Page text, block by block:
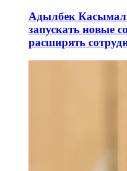
Адылбек
запускать новые
расширять